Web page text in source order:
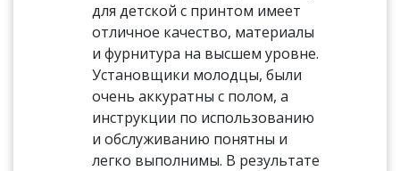
для детской с принтом имеет
отличное качество, материалы
и фурнитура на высшем уровне.
Установщики молодцы, были
очень аккуратны с полом, а
инструкции по использованию
и обслуживанию понятны и
легко выполнимы. В результате